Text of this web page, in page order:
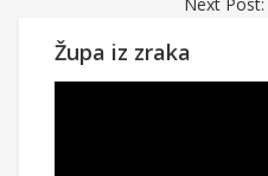
Next Post:
Župa iz zraka